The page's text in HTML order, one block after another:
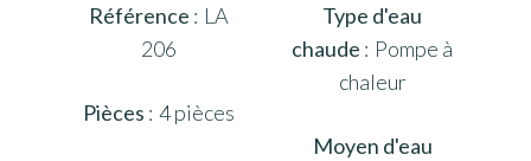
Référence
LA
206
Pièces 4 pièces
Type d'eau
chaude
Pompe à
chaleur
Moyen d'eau